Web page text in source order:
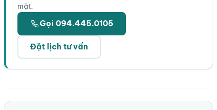
mật.
Gọi 094.445.0105
Đặt lịch tư vấn